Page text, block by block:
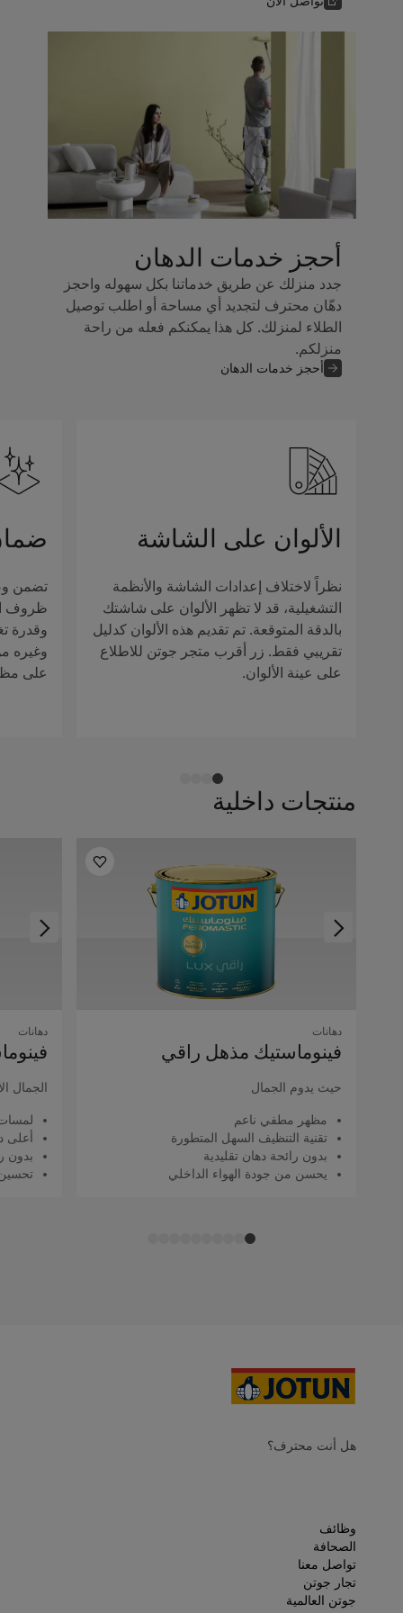
أحجز خدمات الدهان
جدد منزلك عن طريق خدماتنا بكل سهوله واحجز
دهّان محترف لتجديد أي مساحة أو اطلب توصيل
الطلاء لمنزلك. كل هذا يمكنكم فعله من راحة
منزلكم.
أحجز خدمات الدهان
الألوان على الشاشة
نظراً لاختلاف إعدادات الشاشة والأنظمة
التشغيلية، قد لا تظهر الألوان على شاشتك
بالدقة المتوقعة. تم تقديم هذه الألوان كدليل
تقريبي فقط. زر أقرب متجر جوتن للاطلاع
على عينة الألوان.
تضمن
ظروف
وقدرة
وغيره
على
منتجات داخلية
دهانات
فينوماستيك مذهل راقي
حيث يدوم الجمال
مظهر مطفي ناعم
تقنية التنظيف السهل المتطورة
بدون رائحة دهان تقليدية
يحسن من جودة الهواء الداخلي
دهانات
الجمال
أعلى
بدون
هل أنت محترف؟
وظائف
الصحافة
تواصل معنا
تجار جوتن
جوتن العالمية